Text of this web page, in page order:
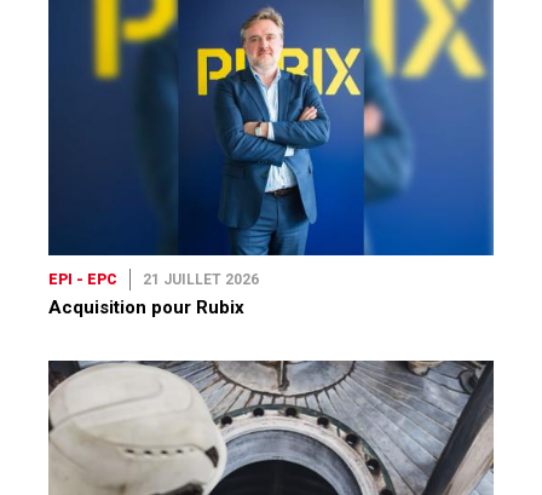
EPI - EPC 21 JUILLET 2026
Acquisition pour Rubix